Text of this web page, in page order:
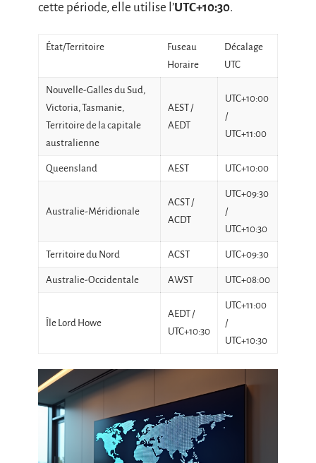
cette période, elle utilise l’UTC+10:30.
État/Territoire
Fuseau
Horaire
Décalage
UTC
Nouvelle-Galles du Sud,
Victoria, Tasmanie,
Territoire de la capitale
australienne
AEST /
AEDT
UTC+10:00
/
UTC+11:00
Queensland AEST UTC+10:00
Australie-Méridionale
ACST /
ACDT
UTC+09:30
/
UTC+10:30
Territoire du Nord ACST UTC+09:30
Australie-Occidentale AWST UTC+08:00
Île Lord Howe
AEDT /
UTC+10:30
UTC+11:00
/
UTC+10:30